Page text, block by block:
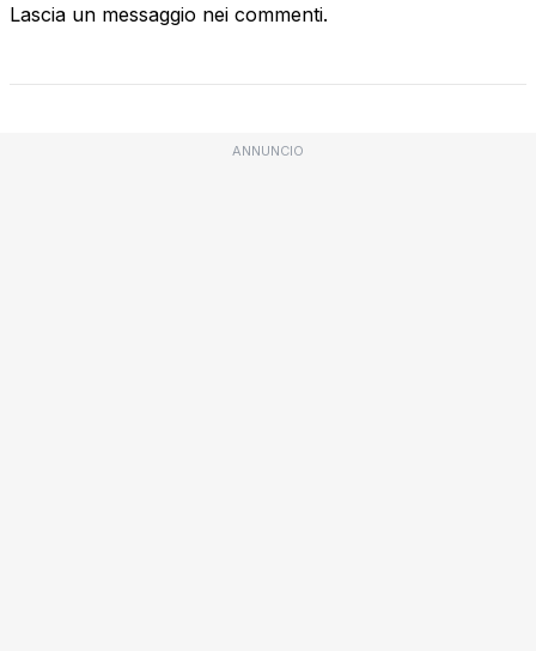
Lascia un messaggio nei commenti.
ANNUNCIO